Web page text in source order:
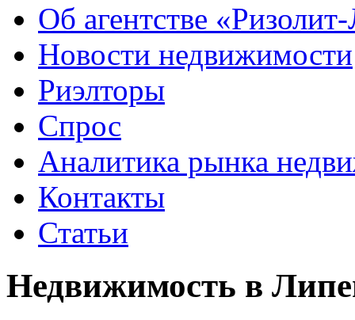
Об агентстве
Новости недвижимости
Риэлторы
Спрос
Аналитика рынка
Контакты
Статьи
Недвижимость в